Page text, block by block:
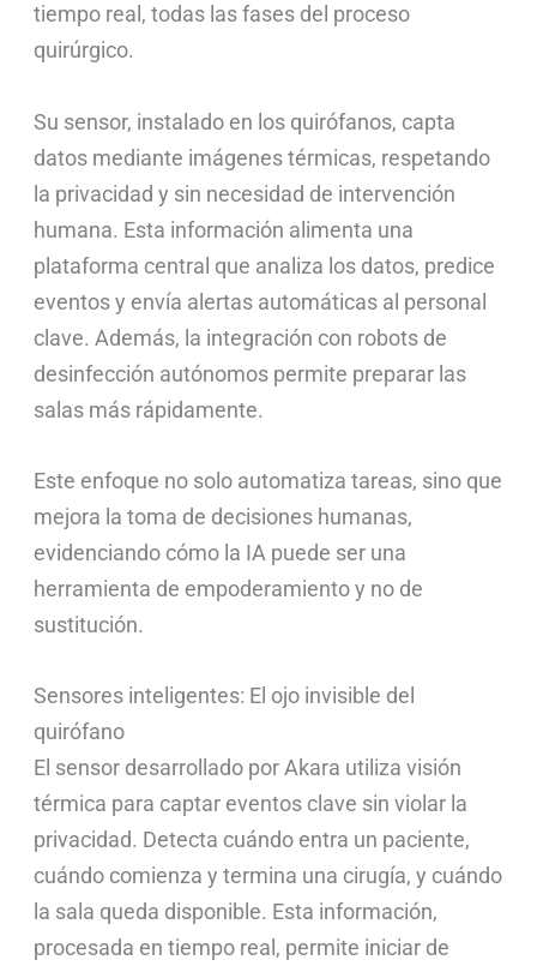
tiempo real, todas las fases del proceso
quirúrgico.
Su sensor, instalado en los quirófanos, capta
datos mediante imágenes térmicas, respetando
la privacidad y sin necesidad de intervención
humana. Esta información alimenta una
plataforma central que analiza los datos, predice
eventos y envía alertas automáticas al personal
clave. Además, la integración con robots de
desinfección autónomos permite preparar las
salas más rápidamente.
Este enfoque no solo automatiza tareas, sino que
mejora la toma de decisiones humanas,
evidenciando cómo la IA puede ser una
herramienta de empoderamiento y no de
sustitución.
Sensores inteligentes: El ojo invisible del
quirófano
El sensor desarrollado por Akara utiliza visión
térmica para captar eventos clave sin violar la
privacidad. Detecta cuándo entra un paciente,
cuándo comienza y termina una cirugía, y cuándo
la sala queda disponible. Esta información,
procesada en tiempo real, permite iniciar de